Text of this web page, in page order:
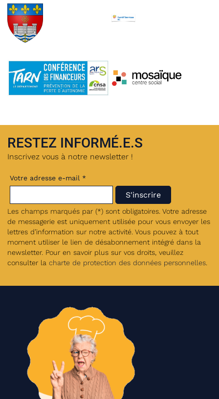
RESTEZ INFORMÉ.E.S
Inscrivez vous à notre newsletter !
Votre adresse e-mail *
Les champs marqués par (*) sont obligatoires. Votre adresse
de messagerie est uniquement utilisée pour vous envoyer les
lettres d’information sur notre activité. Vous pouvez à tout
moment utiliser le lien de désabonnement intégré dans la
newsletter. Pour en savoir plus sur vos droits, veuillez
consulter la charte de protection des données personnelles